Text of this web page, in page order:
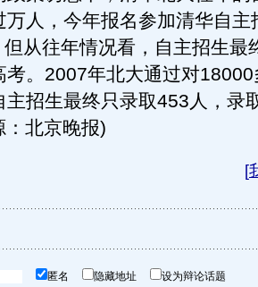
万人，今年报名参加清华自主
从往年情况看，自主招生最
考。2007年北大通过对
主招生最终只录取453人，录
北京晚报)
[
匿名 隐藏地址 设为辩论话题